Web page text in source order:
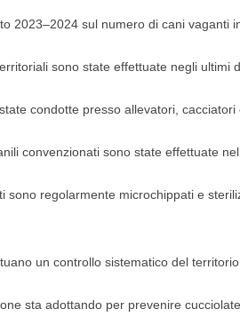
2023–2024 sul numero di cani vaganti
sono state effettuate negli ultimi
condotte presso allevatori,
convenzionati sono state effettuate
sono regolarmente microchippati e
un controllo sistematico del
sta adottando per prevenire